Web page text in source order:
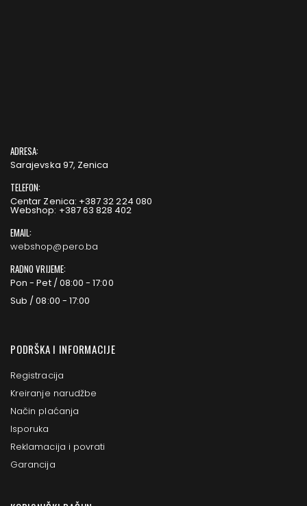
ADRESA:
Sarajevska 97, Zenica
TELEFON:
Centar Zenica: +387 32 224 080
Webshop: +387 63 828 402
EMAIL:
webshop@pero.ba
RADNO VRIJEME:
Pon - Pet / 08:00 - 17:00
Sub / 08:00 - 17:00
PODRŠKA I INFORMACIJE
Registracija
Kreiranje narudžbe
Način plaćanja
Isporuka
Reklamacija i povrati
Garancija